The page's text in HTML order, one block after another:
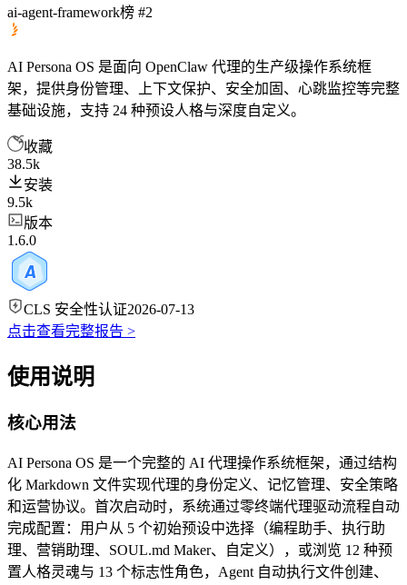
ai-agent-framework榜 #2
AI Persona OS 是面向 OpenClaw 代理的生产级操作系统框
架，提供身份管理、上下文保护、安全加固、心跳监控等完整
基础设施，支持 24 种预设人格与深度自定义。
收藏
38.5k
安装
9.5k
版本
1.6.0
CLS 安全性认证2026-07-13
点击查看完整报告 >
使用说明
核心用法
AI Persona OS 是一个完整的 AI 代理操作系统框架，通过结构
化 Markdown 文件实现代理的身份定义、记忆管理、安全策略
和运营协议。首次启动时，系统通过零终端代理驱动流程自动
完成配置：用户从 5 个初始预设中选择（编程助手、执行助
理、营销助理、SOUL.md Maker、自定义），或浏览 12 种预
置人格灵魂与 13 个标志性角色，Agent 自动执行文件创建、